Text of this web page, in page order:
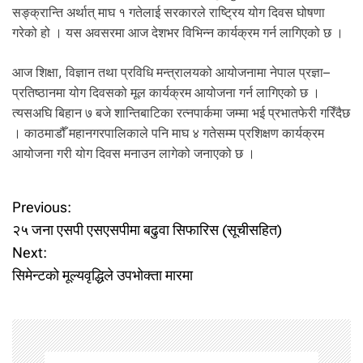
सङ्क्रान्ति अर्थात् माघ १ गतेलाई सरकारले राष्ट्रिय योग दिवस घोषणा
गरेको हो । यस अवसरमा आज देशभर विभिन्न कार्यक्रम गर्न लागिएको छ ।
आज शिक्षा, विज्ञान तथा प्रविधि मन्त्रालयको आयोजनामा नेपाल प्रज्ञा–
प्रतिष्ठानमा योग दिवसको मूल कार्यक्रम आयोजना गर्न लागिएको छ ।
त्यसअघि बिहान ७ बजे शान्तिबाटिका रत्नपार्कमा जम्मा भई प्रभातफेरी गरिँदैछ
। काठमाडौँ महानगरपालिकाले पनि माघ ४ गतेसम्म प्रशिक्षण कार्यक्रम
आयोजना गरी योग दिवस मनाउन लागेको जनाएको छ ।
P
o
s
t
n
Previous:
२५ जना एसपी एसएसपीमा बढुवा सिफारिस (सूचीसहित)
Next:
सिमेन्टको मूल्यवृद्धिले उपभोक्ता मारमा